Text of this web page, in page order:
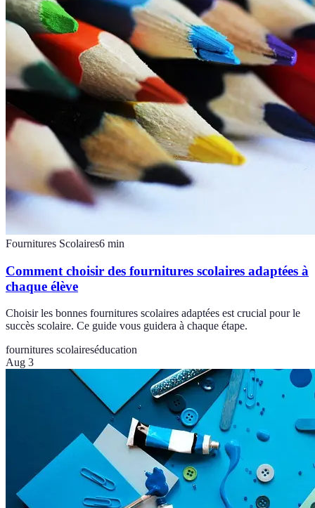
Fournitures Scolaires6 min
Comment choisir des fournitures scolaires adaptées à
chaque élève
Choisir les bonnes fournitures scolaires adaptées est crucial pour le
succès scolaire. Ce guide vous guidera à chaque étape.
fournitures scolaireséducation
Aug 3